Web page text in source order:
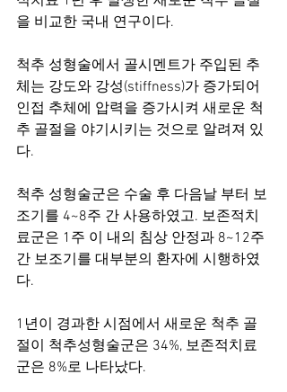
을 비교한 국내 연구이다.
척추 성형술에서 골시멘트가 주입된 추
체는 강도와 강성(stiffness)가 증가되어
인접 추체에 압력을 증가시켜 새로운 척
추 골절을 야기시키는 것으로 알려져 있
다.
척추 성형술군은 수술 후 다음날 부터 보
조기를 4~8주 간 사용하였고. 보존적치
료군은 1주 이 내의 침상 안정과 8~12주
간 보조기를 대부분의 환자에 시행하였
다.
1년이 경과한 시점에서 새로운 척추 골
절이 척추성형술군은 34%, 보존적치료
군은 8%로 나타났다.